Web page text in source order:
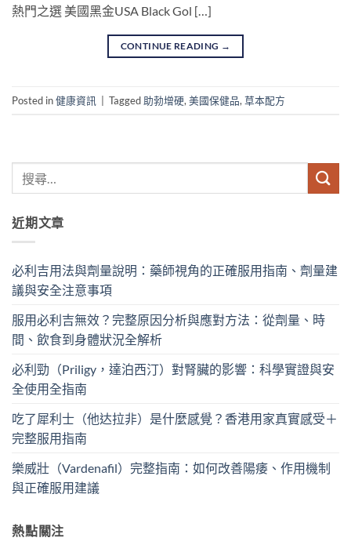
熱門之選 美國黑金USA Black Gol […]
CONTINUE READING →
Posted in健康資訊 Tagged 助勃增硬, 美國保健品, 草本配方
近期文章
必利吉用法與劑量說明：藥師視角的正確服用指南、劑量建
議與安全注意事項
服用必利吉無效？完整原因分析與應對方法：從劑量、時
間、飲食到身體狀況全解析
必利勁（Priligy，達泊西汀）對腎臟的影響：科學實證與安
全使用全指南
吃了犀利士（他达拉非）是什麼感覺？香港用家真實感受＋
完整服用指南
樂威壯（Vardenafil）完整指南：如何改善陽痿、作用機制
與正確服用建議
熱點關注